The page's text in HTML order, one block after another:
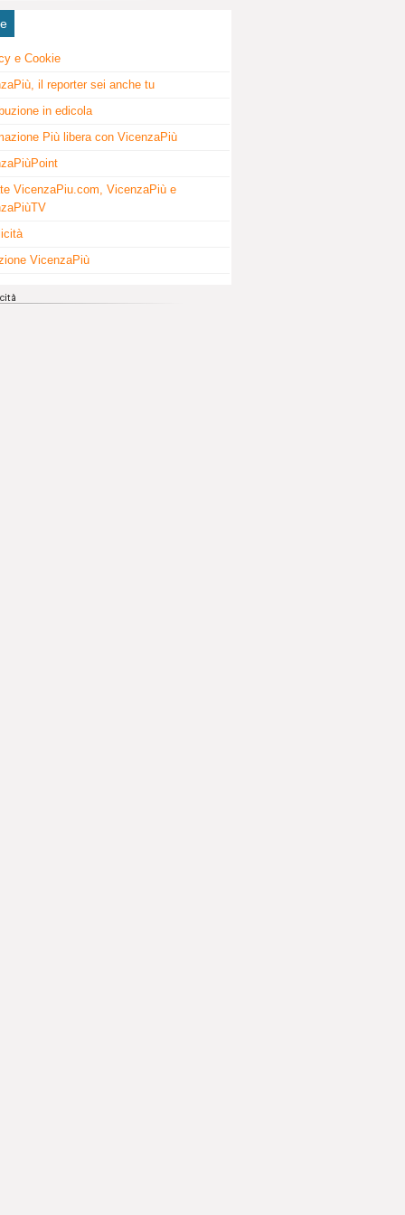
e Cookie
il reporter sei anche tu
in edicola
Più libera con VicenzaPiù
VicenzaPiu.com, VicenzaPiù e
VicenzaPiù